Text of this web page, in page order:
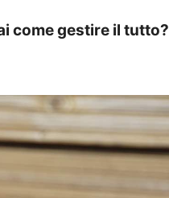
come gestire il tutto?